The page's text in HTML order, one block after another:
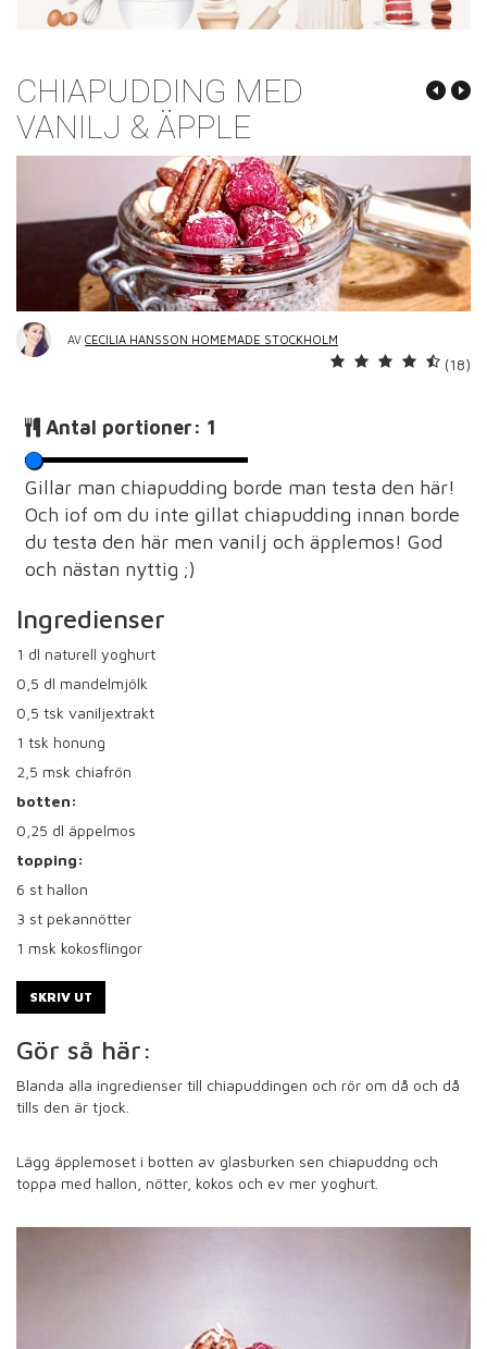
CHIAPUDDING MED
VANILJ & ÄPPLE
AV CECILIA HANSSON HOMEMADE STOCKHOLM
(18)
Antal portioner: 1
Gillar man chiapudding borde man testa den här!
Och iof om du inte gillat chiapudding innan borde
du testa den här men vanilj och äpplemos! God
och nästan nyttig ;)
Ingredienser
1 dl naturell yoghurt
0,5 dl mandelmjölk
0,5 tsk vaniljextrakt
1 tsk honung
2,5 msk chiafrön
botten:
0,25 dl äppelmos
topping:
6 st hallon
3 st pekannötter
1 msk kokosflingor
SKRIV UT
Gör så här:
Blanda alla ingredienser till chiapuddingen och rör om då och då
tills den är tjock.
Lägg äpplemoset i botten av glasburken sen chiapuddng och
toppa med hallon, nötter, kokos och ev mer yoghurt.